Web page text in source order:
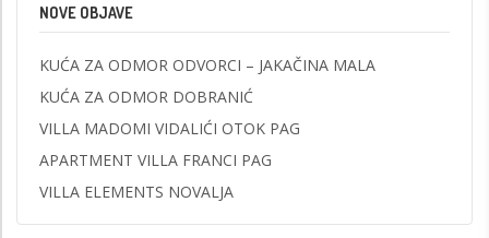
NOVE OBJAVE
KUĆA ZA ODMOR ODVORCI – JAKAČINA MALA
KUĆA ZA ODMOR DOBRANIĆ
VILLA MADOMI VIDALIĆI OTOK PAG
APARTMENT VILLA FRANCI PAG
VILLA ELEMENTS NOVALJA